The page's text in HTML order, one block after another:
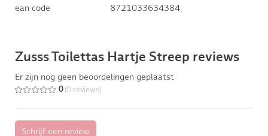
ean code
8721033634384
Zusss Toilettas Hartje Streep reviews
Er zijn nog geen beoordelingen geplaatst
0 (0 reviews)